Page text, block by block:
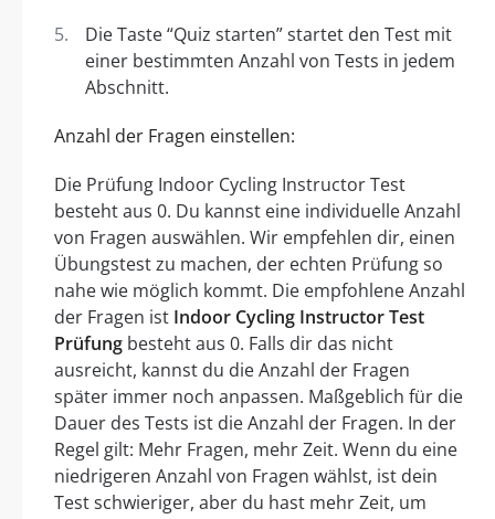
Die Taste “Quiz starten” startet den Test mit
einer bestimmten Anzahl von Tests in jedem
Abschnitt.
Anzahl der Fragen einstellen:
Die Prüfung Indoor Cycling Instructor Test
besteht aus 0. Du kannst eine individuelle Anzahl
von Fragen auswählen. Wir empfehlen dir, einen
Übungstest zu machen, der echten Prüfung so
nahe wie möglich kommt. Die empfohlene Anzahl
der Fragen ist Indoor Cycling Instructor Test
Prüfung besteht aus 0. Falls dir das nicht
ausreicht, kannst du die Anzahl der Fragen
später immer noch anpassen. Maßgeblich für die
Dauer des Tests ist die Anzahl der Fragen. In der
Regel gilt: Mehr Fragen, mehr Zeit. Wenn du eine
niedrigeren Anzahl von Fragen wählst, ist dein
Test schwieriger, aber du hast mehr Zeit, um